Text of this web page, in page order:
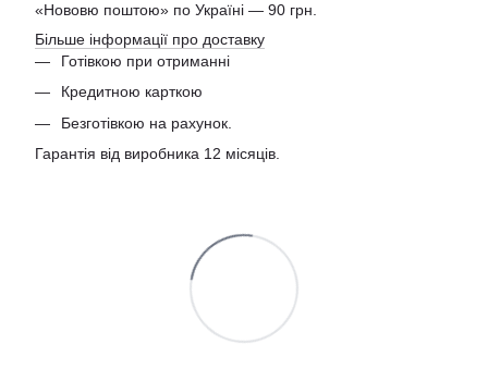
«Нововю поштою» по Україні — 90 грн.
Більше інформації про доставку
Готівкою при отриманні
Кредитною карткою
Безготівкою на рахунок.
Гарантія від виробника 12 місяців.